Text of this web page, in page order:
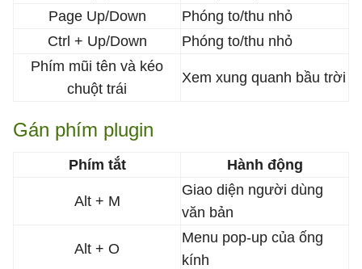
Page Up/Down
Phóng to/thu nhỏ
Ctrl + Up/Down
Phóng to/thu nhỏ
Phím mũi tên và kéo
chuột trái
Xem xung quanh bầu trời
Gán phím plugin
Phím tắt Hành động
Alt + M
Giao diện người dùng
văn bản
Alt + O
Menu pop-up của ống
kính